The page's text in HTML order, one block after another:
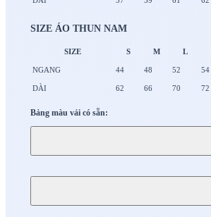
SIZE ÁO THUN NAM
SIZE S M L
NGANG 44 48 52 54
DÀI 62 66 70 72
Bảng màu vải có sẵn: